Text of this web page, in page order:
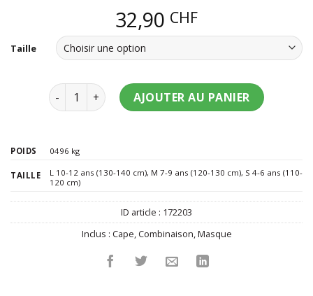
32,90 CHF
Taille
quantité de Déguisement matelassé super héros
AJOUTER AU PANIER
POIDS 0496 kg
TAILLE L 10-12 ans (130-140 cm), M 7-9 ans (120-130 cm), S 4-6 ans (110-
120 cm)
ID article : 172203
Inclus : Cape,Combinaison,Masque